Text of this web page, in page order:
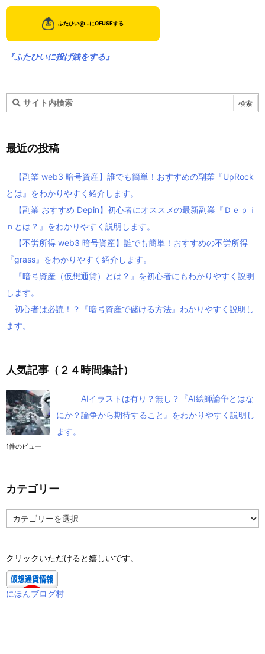
『ふたひいに投げ銭をする』
最近の投稿
【副業 web3 暗号資産】誰でも簡単！おすすめの副業『UpRock
とは』をわかりやすく紹介します。
【副業 おすすめ Depin】初心者にオススメの最新副業『Ｄｅｐｉ
ｎとは？』をわかりやすく説明します。
【不労所得 web3 暗号資産】誰でも簡単！おすすめの不労所得
『grass』をわかりやすく紹介します。
『暗号資産（仮想通貨）とは？』を初心者にもわかりやすく説明
します。
初心者は必読！？『暗号資産で儲ける方法』わかりやすく説明し
ます。
人気記事（２４時間集計）
AIイラストは有り？無し？『AI絵師論争とはな
にか？論争から期待すること』をわかりやすく説明し
ます。
1件のビュー
カテゴリー
テ
ー
クリックいただけると嬉しいです。
にほんブログ村